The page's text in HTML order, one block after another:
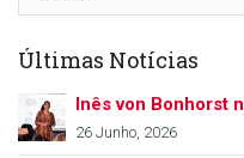
Últimas Notícias
Inês von Bonhorst
26 Junho, 2026